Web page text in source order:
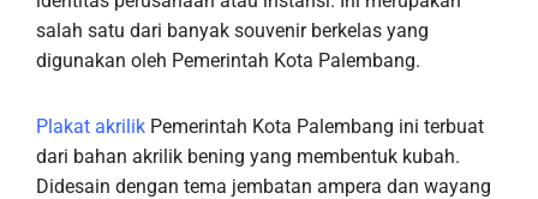
salah satu dari banyak souvenir berkelas yang
digunakan oleh Pemerintah Kota Palembang.
Plakat akrilik Pemerintah Kota Palembang ini terbuat
dari bahan akrilik bening yang membentuk kubah.
Didesain dengan tema jembatan ampera dan wayang